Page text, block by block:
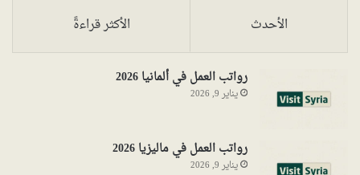
الأحدث الأكثر قراءةً
رواتب العمل في ألمانيا 2026
يناير 9, 2026
رواتب العمل في ماليزيا 2026
يناير 9, 2026